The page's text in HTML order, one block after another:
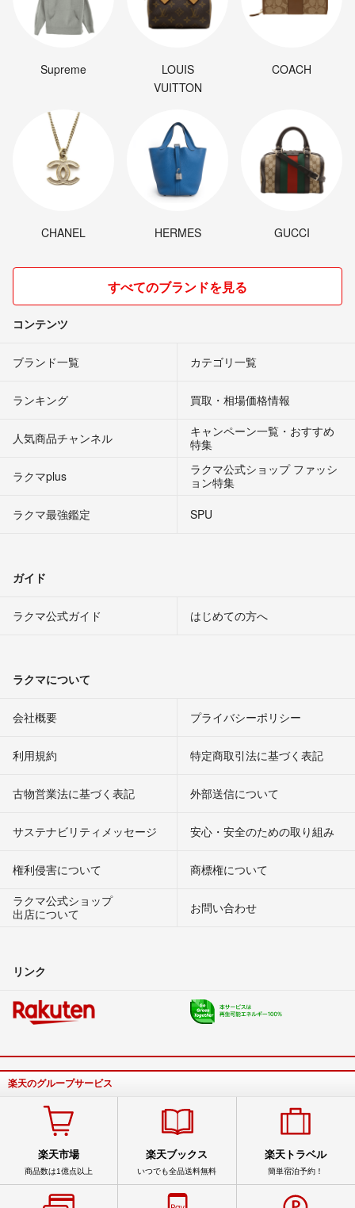
Supreme
LOUIS
VUITTON
COACH
CHANEL HERMES GUCCI
すべてのブランドを見る
コンテンツ
ブランド一覧 カテゴリ一覧
ランキング 買取・相場価格情報
人気商品チャンネル
キャンペーン一覧・おすすめ
特集
ラクマplus
ラクマ公式ショップ ファッシ
ョン特集
ラクマ最強鑑定
SPU
ガイド
ラクマ公式ガイド はじめての方へ
ラクマについて
会社概要 プライバシーポリシー
利用規約 特定商取引法に基づく表記
古物営業法に基づく表記 外部送信について
サステナビリティメッセージ 安心・安全のための取り組み
権利侵害について
商標権について
ラクマ公式ショップ
出店について
お問い合わせ
リンク
楽天のグループサービス
楽天市場
商品数は1億点以上
楽天ブックス
いつでも全品送料無料
楽天トラベル
簡単宿泊予約！